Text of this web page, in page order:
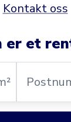
Kontakt oss
er et